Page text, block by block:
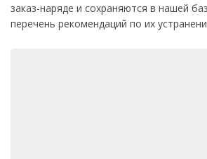
заказ-наряде и сохраняются в нашей
перечень рекомендаций по их